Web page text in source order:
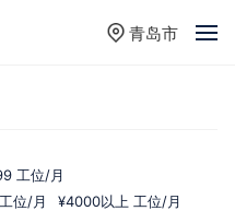
青岛市
工位/月
位/月 ¥4000以上 工位/月